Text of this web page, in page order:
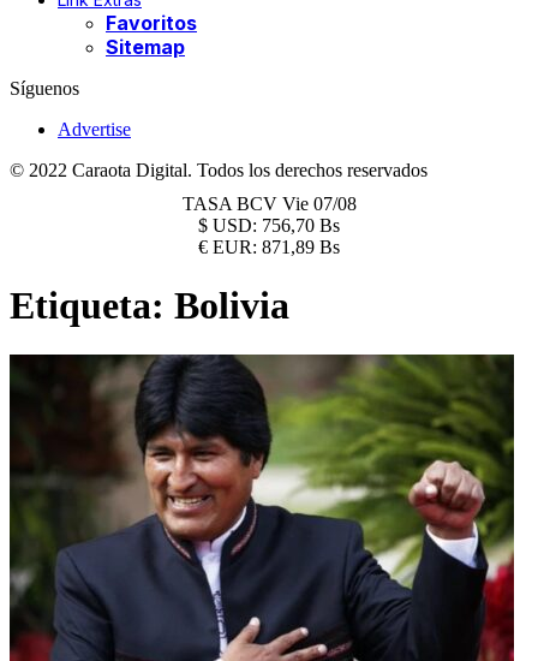
Favoritos
Sitemap
Síguenos
Advertise
© 2022 Caraota Digital. Todos los derechos reservados
TASA BCV Vie 07/08
$ USD: 756,70 Bs
€ EUR: 871,89 Bs
Etiqueta: Bolivia